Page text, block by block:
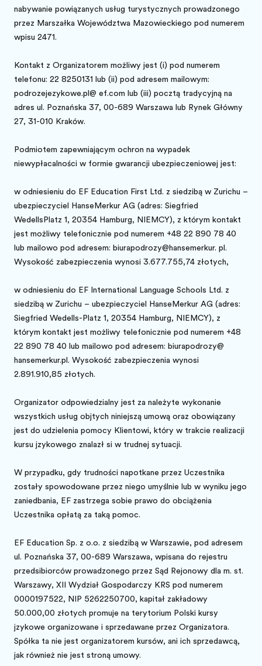
nabywanie powiązanych usług turystycznych prowadzonego
przez Marszałka Województwa Mazowieckiego pod numerem
wpisu 2471.
Kontakt z Organizatorem możliwy jest (i) pod numerem
telefonu: 22 8250131 lub (ii) pod adresem mailowym:
podrozejezykowe.pl@ ef.com lub (iii) pocztą tradycyjną na
adres ul. Poznańska 37, 00-689 Warszawa lub Rynek Główny
27, 31-010 Kraków.
Podmiotem zapewniającym ochronę na wypadek
niewypłacalności w formie gwarancji ubezpieczeniowej jest:
w odniesieniu do EF Education First Ltd. z siedzibą w Zurichu –
ubezpieczyciel HanseMerkur AG (adres: Siegfried
WedellsPlatz 1, 20354 Hamburg, NIEMCY), z którym kontakt
jest możliwy telefonicznie pod numerem +48 22 890 78 40
lub mailowo pod adresem: biurapodrozy@hansemerkur. pl.
Wysokość zabezpieczenia wynosi 3.677.755,74 złotych,
w odniesieniu do EF International Language Schools Ltd. z
siedzibą w Zurichu – ubezpieczyciel HanseMerkur AG (adres:
Siegfried Wedells-Platz 1, 20354 Hamburg, NIEMCY), z
którym kontakt jest możliwy telefonicznie pod numerem +48
22 890 78 40 lub mailowo pod adresem: biurapodrozy@
hansemerkur.pl. Wysokość zabezpieczenia wynosi
2.891.910,85 złotych.
Organizator odpowiedzialny jest za należyte wykonanie
wszystkich usług objętych niniejszą umową oraz obowiązany
jest do udzielenia pomocy Klientowi, który w trakcie realizacji
kursu językowego znalazł się w trudnej sytuacji.
W przypadku, gdy trudności napotkane przez Uczestnika
zostały spowodowane przez niego umyślnie lub w wyniku jego
zaniedbania, EF zastrzega sobie prawo do obciążenia
Uczestnika opłatą za taką pomoc.
EF Education Sp. z o.o. z siedzibą w Warszawie, pod adresem
ul. Poznańska 37, 00-689 Warszawa, wpisana do rejestru
przedsiębiorców prowadzonego przez Sąd Rejonowy dla m. st.
Warszawy, XII Wydział Gospodarczy KRS pod numerem
0000197522, NIP 5262250700, kapitał zakładowy
50.000,00 złotych promuje na terytorium Polski kursy
językowe organizowane i sprzedawane przez Organizatora.
Spółka ta nie jest organizatorem kursów, ani ich sprzedawcą,
jak również nie jest stroną umowy.